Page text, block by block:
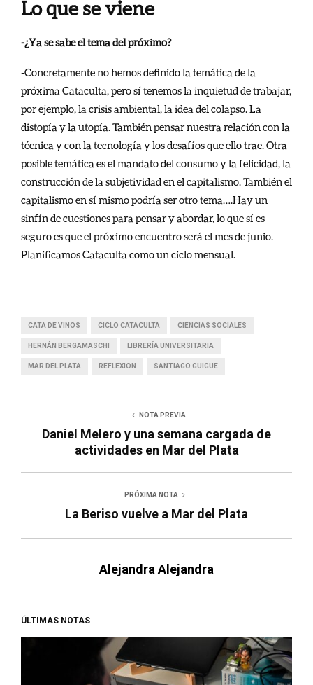
Lo que se viene
-¿Ya se sabe el tema del próximo?
-Concretamente no hemos definido la temática de la
próxima Cataculta, pero sí tenemos la inquietud de trabajar,
por ejemplo, la crisis ambiental, la idea del colapso. La
distopía y la utopía. También pensar nuestra relación con la
técnica y con la tecnología y los desafíos que ello trae. Otra
posible temática es el mandato del consumo y la felicidad, la
construcción de la subjetividad en el capitalismo. También el
capitalismo en sí mismo podría ser otro tema….Hay un
sinfín de cuestiones para pensar y abordar, lo que sí es
seguro es que el próximo encuentro será el mes de junio.
Planificamos Cataculta como un ciclo mensual.
CATA DE VINOS CICLO CATACULTA CIENCIAS SOCIALES
HERNÁN BERGAMASCHI LIBRERÍA UNIVERSITARIA
MAR DEL PLATA REFLEXION SANTIAGO GUIGUE
NOTA PREVIA
Daniel Melero y una semana cargada de
actividades en Mar del Plata
PRÓXIMA NOTA
La Beriso vuelve a Mar del Plata
Alejandra Alejandra
ÚLTIMAS NOTAS